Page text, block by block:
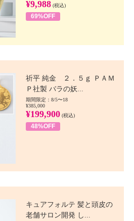
¥9,988 (税込)
69%OFF
祈平 純金 ２．５ｇ ＰＡＭ
Ｐ社製 バラの妖...
期間限定：8/5〜18
¥385,000
¥199,900 (税込)
48%OFF
キュアフォルテ 髪と頭皮の
老舗サロン開発 し...